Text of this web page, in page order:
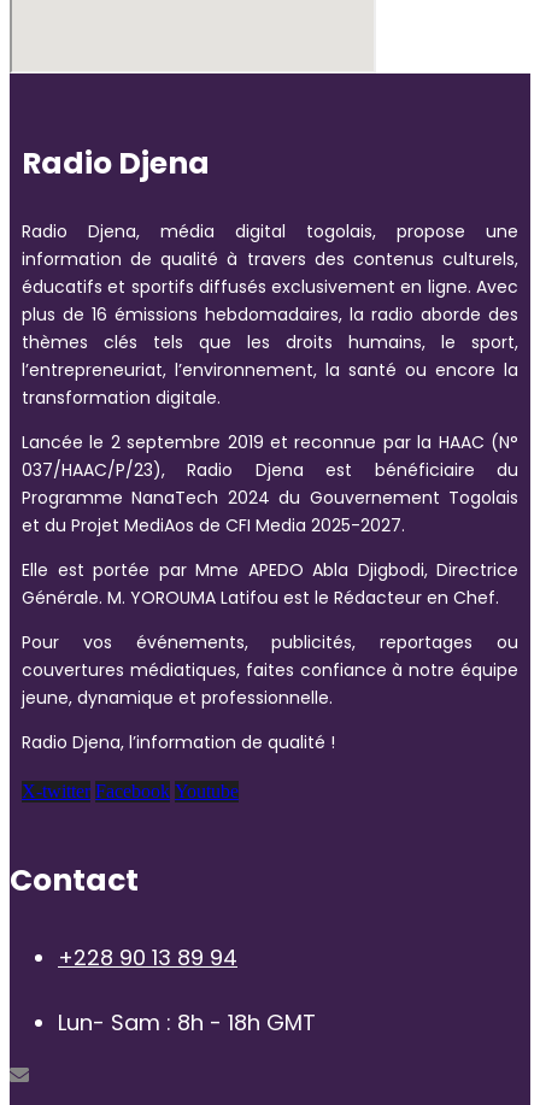
Radio Djena
Radio Djena, média digital togolais, propose une
information de qualité à travers des contenus culturels,
éducatifs et sportifs diffusés exclusivement en ligne. Avec
plus de 16 émissions hebdomadaires, la radio aborde des
thèmes clés tels que les droits humains, le sport,
l’entrepreneuriat, l’environnement, la santé ou encore la
transformation digitale.
Lancée le 2 septembre 2019 et reconnue par la HAAC (N°
037/HAAC/P/23), Radio Djena est bénéficiaire du
Programme NanaTech 2024 du Gouvernement Togolais
et du Projet MediAos de CFI Media 2025-2027.
Elle est portée par Mme APEDO Abla Djigbodi, Directrice
Générale. M. YOROUMA Latifou est le Rédacteur en Chef.
Pour vos événements, publicités, reportages ou
couvertures médiatiques, faites confiance à notre équipe
jeune, dynamique et professionnelle.
Radio Djena, l’information de qualité !
X-twitter Facebook Youtube
Contact
+228 90 13 89 94
Lun- Sam : 8h - 18h GMT